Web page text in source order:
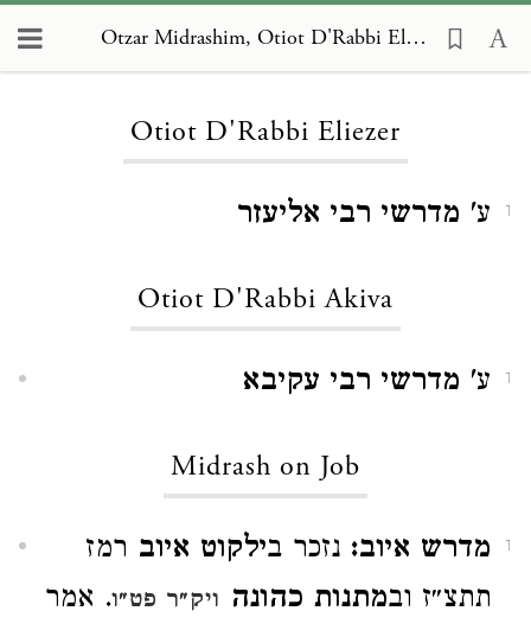
Otzar Midrashim, Otiot D'Rabbi Eliezer
Otiot D'Rabbi Eliezer
1 ע' מדרשי רבי אליעזר
Otiot D'Rabbi Akiva
1 ע' מדרשי רבי עקיבא
Midrash on Job
1 מדרש איוב: נזכר בילקוט איוב רמז
תתצ״ז ובמתנות כהונה ויק״ר פט״ו. אמר